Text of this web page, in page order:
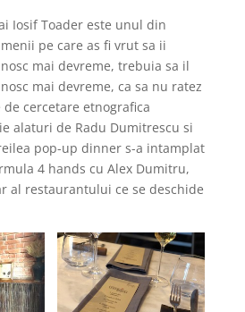
Iosif Toader este unul din
pe care as fi vrut sa ii
mai devreme, trebuia sa il
mai devreme, ca sa nu ratez
cercetare etnografica
alaturi de Radu Dumitrescu si
pop-up dinner s-a intamplat
4 hands cu Alex Dumitru,
al restaurantului ce se deschide